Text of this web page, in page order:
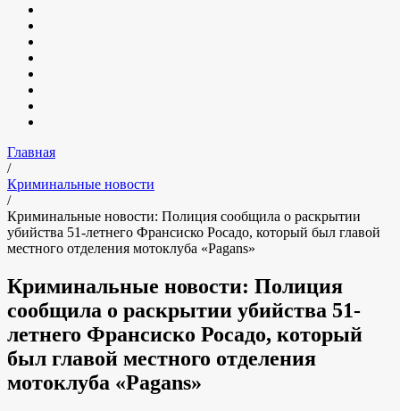
Главная
/
Криминальные новости
/
Криминальные новости: Полиция сообщила о раскрытии
убийства 51-летнего Франсиско Росадо, который был главой
местного отделения мотоклуба «Pagans»
Криминальные новости: Полиция
сообщила о раскрытии убийства 51-
летнего Франсиско Росадо, который
был главой местного отделения
мотоклуба «Pagans»